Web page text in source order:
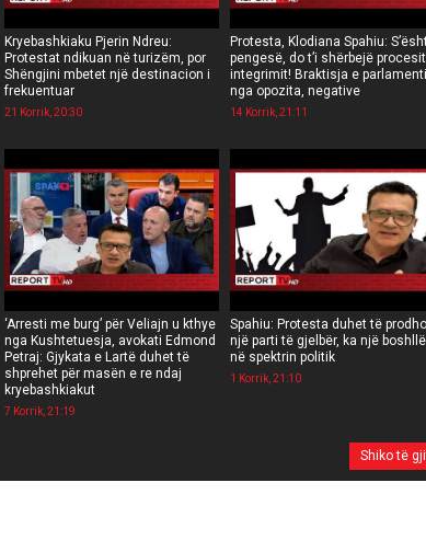
Kryebashkiaku Pjerin Ndreu:
Protestat ndikuan në turizëm, por
Shëngjini mbetet një destinacion i
frekuentuar
21 Korrik, 20:30
Protesta, Klodiana Spahiu:
pengesë, do t’i shërbejë
integrimit! Braktisja e
nga opozita, negative
14 Korrik, 21:11
‘Arresti me burg’ për Veliajn u kthye
nga Kushtetuesja, avokati Edmond
Petraj: Gjykata e Lartë duhet të
shprehet për masën e re ndaj
kryebashkiakut
7 Korrik, 21:19
Spahiu: Protesta duhet të
një parti të gjelbër, ka një
në spektrin politik
1 Korrik, 21:10
Shiko të